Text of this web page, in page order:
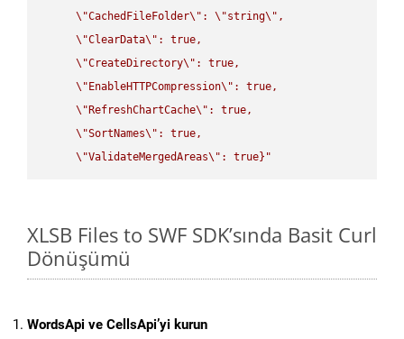
\"CachedFileFolder\" : \"string\" ,
\"ClearData\" : true,
\"CreateDirectory\" : true,
\" EnableHTTPCompression\" : true,
\" RefreshChartCache\" : true,
\"SortNames\" : true,
\"ValidateMergedAreas\" : true}"
XLSB Files to SWF SDK’sında Basit Curl
Dönüşümü
WordsApi ve CellsApi’yi kurun